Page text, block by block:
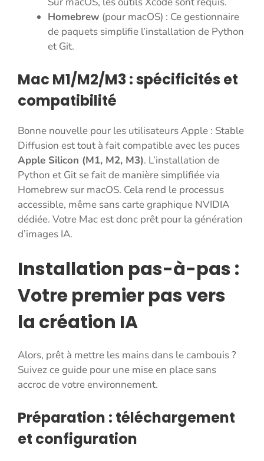
Homebrew (pour macOS) : Ce gestionnaire
de paquets simplifie l’installation de Python
et Git.
Mac M1/M2/M3 : spécificités et
compatibilité
Bonne nouvelle pour les utilisateurs Apple : Stable
Diffusion est tout à fait compatible avec les puces
Apple Silicon (M1, M2, M3). L’installation de
Python et Git se fait de manière simplifiée via
Homebrew sur macOS. Cela rend le processus
accessible, même sans carte graphique NVIDIA
dédiée. Votre Mac est donc prêt pour la génération
d’images IA.
Installation pas-à-pas :
Votre premier pas vers
la création IA
Alors, prêt à mettre les mains dans le cambouis ?
Suivez ce guide pour une mise en place sans
accroc de votre environnement.
Préparation : téléchargement
et configuration